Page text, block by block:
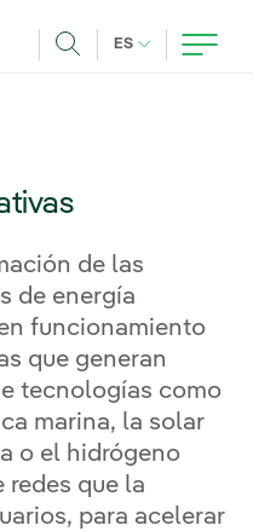
ES IDIOMA
de las
de energía
funcionamiento
que generan
tecnologías como
marina, la solar
o el hidrógeno
redes que la
para acelerar